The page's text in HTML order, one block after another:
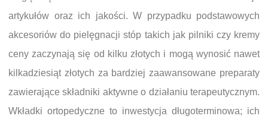
artykułów oraz ich jakości. W przypadku podstawowych
akcesoriów do pielęgnacji stóp takich jak pilniki czy kremy
ceny zaczynają się od kilku złotych i mogą wynosić nawet
kilkadziesiąt złotych za bardziej zaawansowane preparaty
zawierające składniki aktywne o działaniu terapeutycznym.
Wkładki ortopedyczne to inwestycja długoterminowa; ich